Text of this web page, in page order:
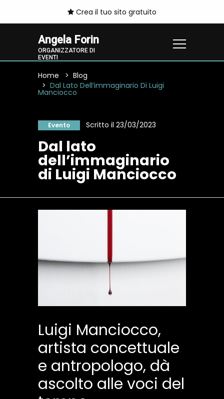
Crea il tuo sito gratuito
Angela Forin
ORGANIZZATORE DI
EVENTI
Home
Blog
Dal Lato Dell’immaginario Di Luigi
Manciocco
Evento Scritto il 23/03/2023
Dal lato
dell’immaginario
di Luigi Manciocco
Luigi Manciocco,
artista concettuale
e antropologo, dà
ascolto alle voci del